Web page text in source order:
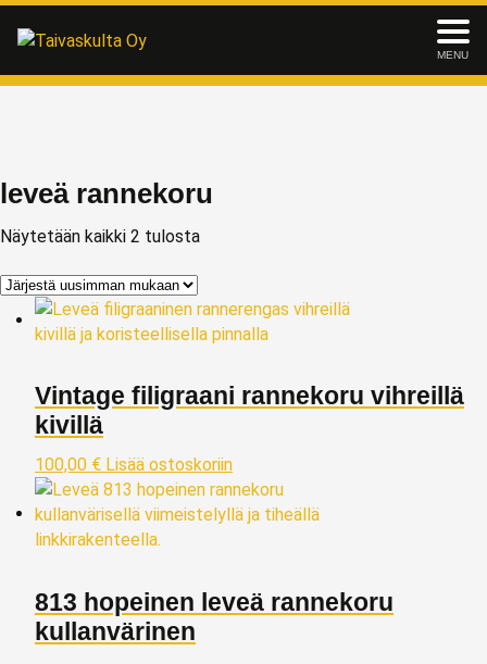
MENU
leveä rannekoru
Näytetään kaikki 2 tulosta
Vintage filigraani rannekoru vihreillä
kivillä
100,00 € Lisää ostoskoriin
813 hopeinen leveä rannekoru
kullanvärinen